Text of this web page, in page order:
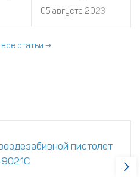
эффективность работы с
инструментов влияет
технических
05 августа 2023
статьи →
пистолет